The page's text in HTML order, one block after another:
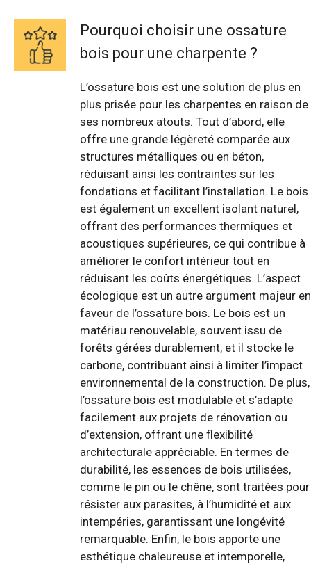
Pourquoi choisir une ossature
bois pour une charpente ?
L’ossature bois est une solution de plus en
plus prisée pour les charpentes en raison de
ses nombreux atouts. Tout d’abord, elle
offre une grande légèreté comparée aux
structures métalliques ou en béton,
réduisant ainsi les contraintes sur les
fondations et facilitant l’installation. Le bois
est également un excellent isolant naturel,
offrant des performances thermiques et
acoustiques supérieures, ce qui contribue à
améliorer le confort intérieur tout en
réduisant les coûts énergétiques. L’aspect
écologique est un autre argument majeur en
faveur de l’ossature bois. Le bois est un
matériau renouvelable, souvent issu de
forêts gérées durablement, et il stocke le
carbone, contribuant ainsi à limiter l’impact
environnemental de la construction. De plus,
l’ossature bois est modulable et s’adapte
facilement aux projets de rénovation ou
d’extension, offrant une flexibilité
architecturale appréciable. En termes de
durabilité, les essences de bois utilisées,
comme le pin ou le chêne, sont traitées pour
résister aux parasites, à l’humidité et aux
intempéries, garantissant une longévité
remarquable. Enfin, le bois apporte une
esthétique chaleureuse et intemporelle,